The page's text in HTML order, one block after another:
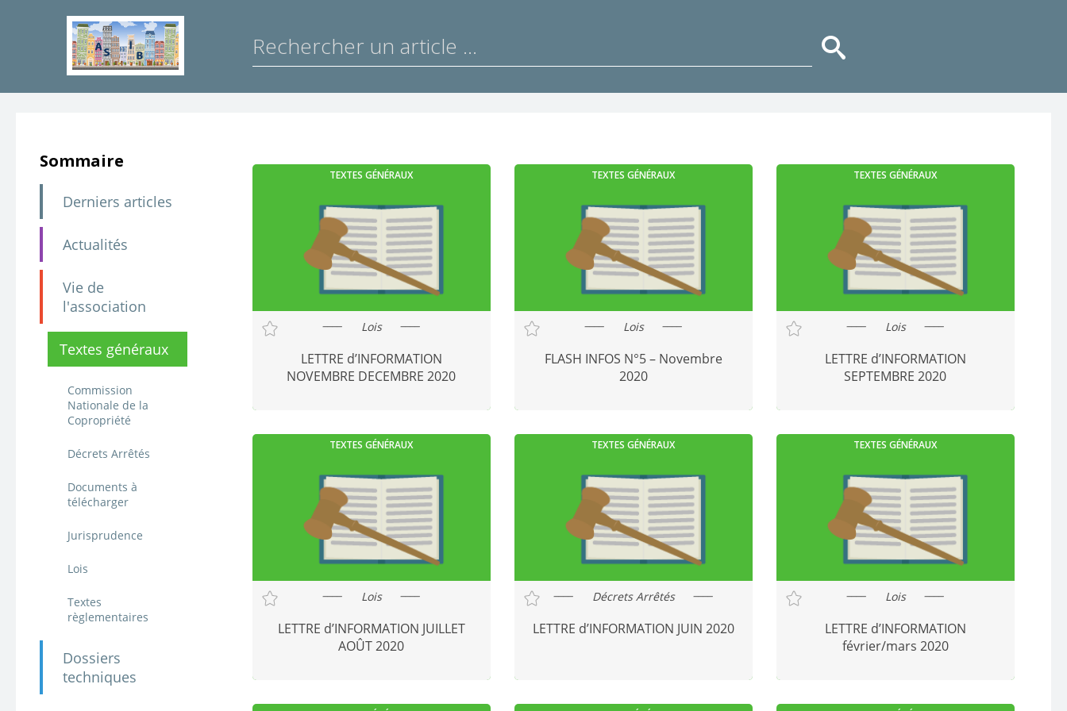
Sommaire
Derniers articles
Actualités
Vie de
l'association
Textes généraux
Commission
Nationale de la
Copropriété
Décrets Arrêtés
Documents à
télécharger
Jurisprudence
Lois
Textes
règlementaires
Dossiers
techniques
TEXTES GÉNÉRAUX
Lois
LETTRE d’INFORMATION
NOVEMBRE DECEMBRE 2020
TEXTES GÉNÉRAUX
Lois
FLASH INFOS N°5 – Novembre
2020
TEXTES GÉNÉRAUX
Lois
LETTRE d’INFORMATION
SEPTEMBRE 2020
TEXTES GÉNÉRAUX
Lois
LETTRE d’INFORMATION JUILLET
AOÛT 2020
TEXTES GÉNÉRAUX
Décrets Arrêtés
LETTRE d’INFORMATION JUIN 2020
TEXTES GÉNÉRAUX
Lois
LETTRE d’INFORMATION
février/mars 2020